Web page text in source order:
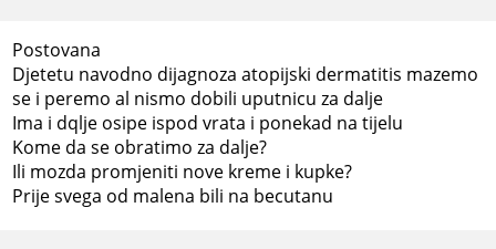
Postovana
Djetetu navodno dijagnoza atopijski dermatitis mazemo
se i peremo al nismo dobili uputnicu za dalje
Ima i dqlje osipe ispod vrata i ponekad na tijelu
Kome da se obratimo za dalje?
Ili mozda promjeniti nove kreme i kupke?
Prije svega od malena bili na becutanu